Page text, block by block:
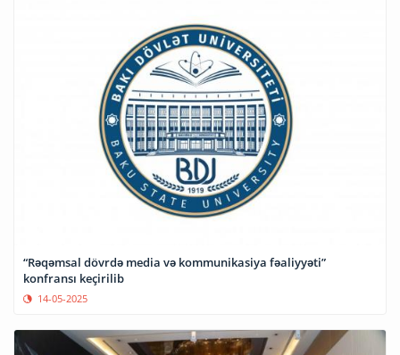
“Rəqəmsal dövrdə media və kommunikasiya fəaliyyəti”
konfransı keçirilib
14-05-2025